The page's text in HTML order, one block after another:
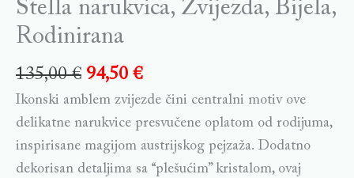
Stella narukvica, Zvijezda, Bijela,
Rodinirana
135,00€ 94,50 €
Ikonski amblem zvijezde čini centralni motiv ove
delikatne narukvice presvučene oplatom od rodijuma,
inspirisane magijom austrijskog pejzaža. Dodatno
dekorisan detaljima sa “plešućim” kristalom, ovaj